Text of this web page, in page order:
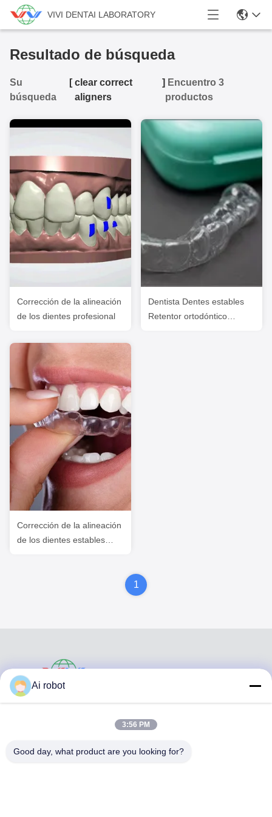
VIVI DENTAI LABORATORY
Resultado de búsqueda
Su
búsqueda
[clear correct
aligners
] Encuentro 3
productos
Corrección de la alineación
de los dientes profesional
Dentista Dentes estables
Retentor ortodóntico
Corrección de la alineación
de los dientes estables
1
VIVI DENTAI
Ai robot
3:56 PM
Good day, what product are you looking for?